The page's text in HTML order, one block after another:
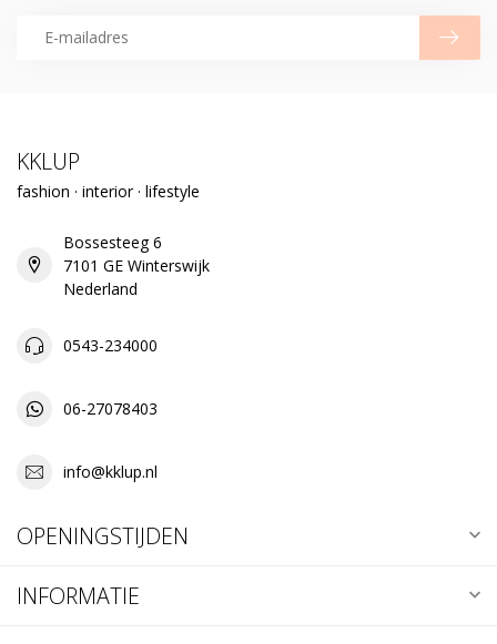
KKLUP
fashion · interior · lifestyle
Bossesteeg 6
7101 GE Winterswijk
Nederland
0543-234000
06-27078403
info@kklup.nl
OPENINGSTIJDEN
INFORMATIE